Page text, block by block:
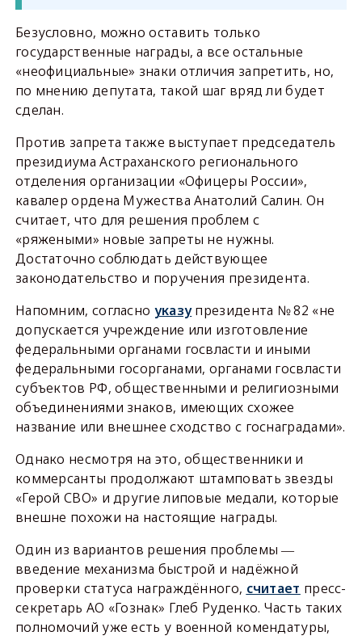
Безусловно, можно оставить только
государственные награды, а все остальные
«неофициальные» знаки отличия запретить, но,
по мнению депутата, такой шаг вряд ли будет
сделан.
Против запрета также выступает председатель
президиума Астраханского регионального
отделения организации «Офицеры России»,
кавалер ордена Мужества Анатолий Салин. Он
считает, что для решения проблем с
«ряжеными» новые запреты не нужны.
Достаточно соблюдать действующее
законодательство и поручения президента.
Напомним, согласно указупрезидента № 82 «не
допускается учреждение или изготовление
федеральными органами госвласти и иными
федеральными госорганами, органами госвласти
субъектов РФ, общественными и религиозными
объединениями знаков, имеющих схожее
название или внешнее сходство с госнаградами».
Однако несмотря на это, общественники и
коммерсанты продолжают штамповать звезды
«Герой СВО» и другие липовые медали, которые
внешне похожи на настоящие награды.
Один из вариантов решения проблемы ―
введение механизма быстрой и надёжной
проверки статуса награждённого, считает пресс-
секретарь АО «Гознак» Глеб Руденко. Часть таких
полномочий уже есть у военной комендатуры,